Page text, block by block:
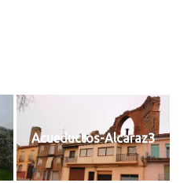
Acueductos-Alcaraz3